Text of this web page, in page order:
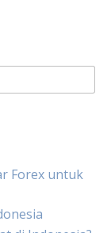
Forex untuk